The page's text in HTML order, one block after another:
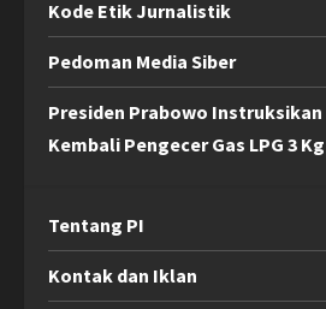
Kode Etik Jurnalistik
Pedoman Media Siber
Presiden Prabowo
Kembali Pengecer Gas LPG 3 Kg
Tentang PI
Kontak dan Iklan